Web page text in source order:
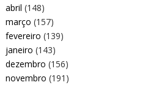
abril (148)
março (157)
fevereiro (139)
janeiro (143)
dezembro (156)
novembro (191)